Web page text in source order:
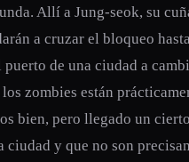
Allí a Jung-seok, su
a cruzar el bloqueo
de una ciudad a
zombies están
bien, pero llegado un
y que no son